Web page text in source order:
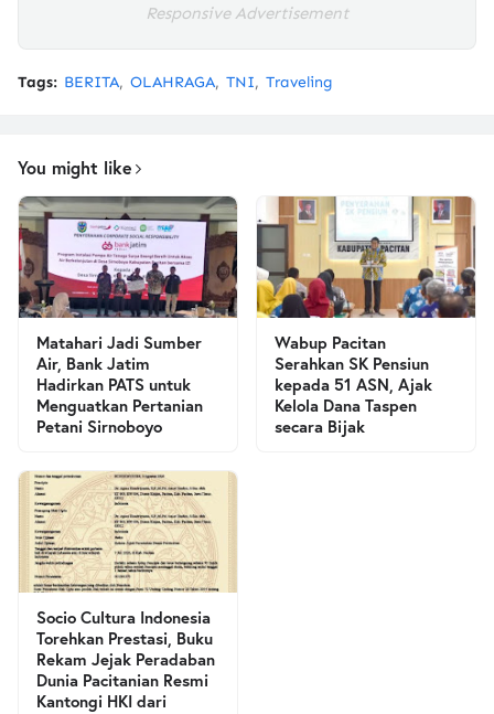
Responsive Advertisement
Tags: BERITA OLAHRAGA TNI Traveling
You might like
Matahari Jadi Sumber
Air, Bank Jatim
Hadirkan PATS untuk
Menguatkan Pertanian
Petani Sirnoboyo
Wabup Pacitan
Serahkan SK Pensiun
kepada 51 ASN, Ajak
Kelola Dana Taspen
secara Bijak
Socio Cultura Indonesia
Torehkan Prestasi, Buku
Rekam Jejak Peradaban
Dunia Pacitanian Resmi
Kantongi HKI dari